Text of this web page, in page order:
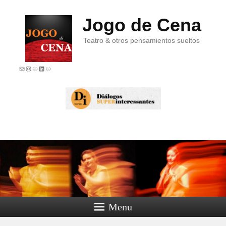
Jogo de Cena
Teatro & otros pensamientos sueltos
E-mailInstagram
LinkLinkedIn
Link
Menu